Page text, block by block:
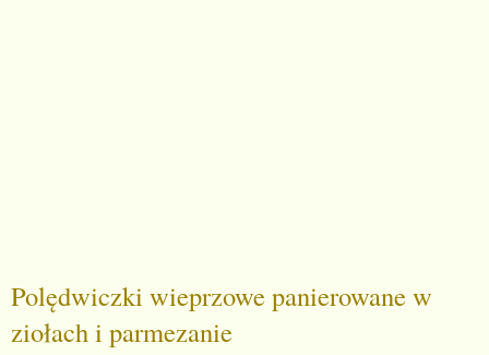
Polędwiczki wieprzowe panierowane w
ziołach i parmezanie